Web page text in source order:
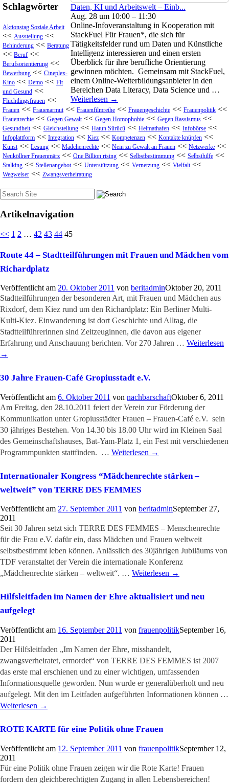
Daten, KI und Arbeitswelt – Einb...
Aug. 28 um 10:00 – 11:30
Online-Infoveranstaltung in Kooperation mit
StackFuel Für Frauen*, die sich für
Tätigkeitsfelder rund um Daten und Künstliche
Intelligenz interessieren und einen ersten
Überblick für ihre berufliche Orientierung
gewinnen möchten. Gemeinsam mit StackFuel,
einem Online-Weiterbildungsanbieter in den
Bereichen Data Literacy, Data Science und …
Weiterlesen →
Schlagwörter
Aktionstag Soziale Arbeit
<< Ausstellung <<
Behinderung << Beratung
<< Beruf <<
Berufsorientierung <<
Bewerbung << Cineplex-
Kino << Demo << Fit
und Gesund <<
Flüchtlingsfrauen <<
Frauen << Frauenarmut << Frauenfilmreihe << Frauengeschichte << Frauenpolitik <<
Frauenrechte << Gegen Gewalt << Gegen Homophobie << Gegen Rassismus <<
Gesundheit << Gleichstellung << Hatun Sürücü << Heimathafen << Infobörse <<
Infoplattform << Integration << Kiez << Kompetenzen << Kontakte knüpfen <<
Kunst << Lesung << Mädchenrechte << Nein zu Gewalt an Frauen << Netzwerke <<
Neuköllner Frauenmärz << One Billion rising << Selbstbestimmung << Selbsthilfe <<
Stalking << Stellenangebot << Unterstützung << Vernetzung << Vielfalt <<
Wegweiser << Zwangsverheiratung
Suche
nach:
Artikelnavigation
<< 1 2 … 42 43 44 45
Route 44 – Stadtteilführungen mit Frauen und Mädchen vom
Richardplatz
Veröffentlicht am 20. Oktober 2011 von beritadminOktober 20, 2011
Stadtteilführungen der besonderen Art, mit Frauen und Mädchen aus
Rixdorf, dem Kiez rund um den Richardplatz: Ein Berliner Multi-
Kulti-Kiez. Einwanderung ist dort Geschichte und Alltag, die
Stadtteilführerinnen sind Zeitzeuginnen, die davon aus eigener
Erfahrung und Anschauung berichten. Vor 270 Jahren … Weiterlesen
→
30 Jahre Frauen-Café Gropiusstadt e.V.
Veröffentlicht am 6. Oktober 2011 von nachbarschaftOktober 6, 2011
Am Freitag, den 28.10.2011 feiert der Verein zur Förderung der
Kommunikation unter Gropiusstädter Frauen – Frauen-Café e.V. sein
30 jähriges Bestehen. Von 14.30 bis 18.00 Uhr wird im Kleinen Saal
des Gemeinschaftshauses, Bat-Yam-Platz 1, ein Fest mit verschiedenen
Programmpunkten stattfinden. … Weiterlesen →
Internationaler Kongress “Mädchenrechte stärken –
weltweit” von TERRE DES FEMMES
Veröffentlicht am 27. September 2011 von beritadminSeptember 27,
2011
Seit 30 Jahren setzt sich TERRE DES FEMMES – Menschenrechte
für die Frau e.V. dafür ein, dass Mädchen und Frauen weltweit
selbstbestimmt leben können. Anlässlich des 30jährigen Jubiläums von
TDF veranstaltet der Verein die internationale Konferenz
„Mädchenrechte stärken – weltweit“. … Weiterlesen →
Hilfsleitfaden im Namen der Ehre aktualisiert und neu
aufgelegt
Veröffentlicht am 16. September 2011 von frauenpolitikSeptember 16,
2011
Der Hilfsleitfaden „Im Namen der Ehre, misshandelt,
zwangsverheiratet, ermordet“ von TERRE DES FEMMES ist 2007
das erste mal erschienen und zu einer wichtigen, umfassenden
Informationsquelle geworden. Nun wurde er generalüberholt und neu
aufgelegt. Mit den im Leitfaden aufgeführten Informationen können …
Weiterlesen →
ROTE KARTE für eine Politik ohne Frauen
Veröffentlicht am 12. September 2011 von frauenpolitikSeptember 12,
2011
Für eine Politik ohne Frauen zeigen wir die Rote Karte! Frauen
fordern den gleichberechtigten Zugang in allen Lebensbereichen!